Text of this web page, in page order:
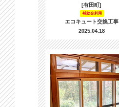
[有田町]
補助金利用
エコキュート交換工事
2025.04.18